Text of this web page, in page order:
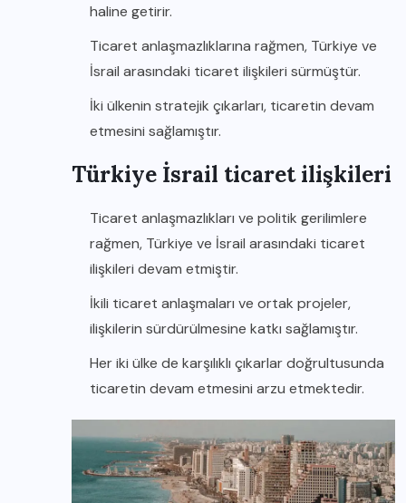
haline getirir.
Ticaret anlaşmazlıklarına rağmen, Türkiye ve
İsrail arasındaki ticaret ilişkileri sürmüştür.
İki ülkenin stratejik çıkarları, ticaretin devam
etmesini sağlamıştır.
Türkiye İsrail ticaret ilişkileri
Ticaret anlaşmazlıkları ve politik gerilimlere
rağmen, Türkiye ve İsrail arasındaki ticaret
ilişkileri devam etmiştir.
İkili ticaret anlaşmaları ve ortak projeler,
ilişkilerin sürdürülmesine katkı sağlamıştır.
Her iki ülke de karşılıklı çıkarlar doğrultusunda
ticaretin devam etmesini arzu etmektedir.